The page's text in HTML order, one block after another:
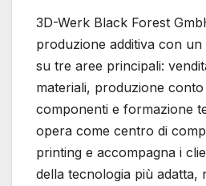
3D-Werk Black Forest
produzione additiva con
su tre aree principali:
materiali, produzione
componenti e formazione
opera come centro di
printing e accompagna i
della tecnologia più adatta,